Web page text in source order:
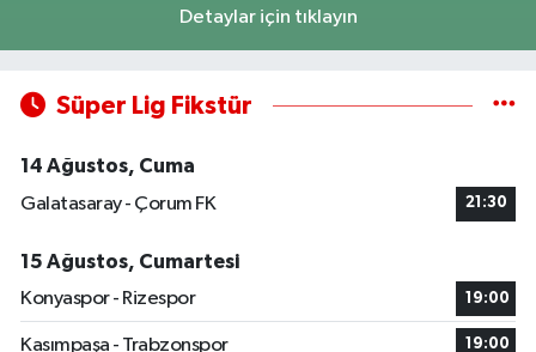
Detaylar için tıklayın
Süper Lig Fikstür
14 Ağustos, Cuma
Galatasaray - Çorum FK
21:30
15 Ağustos, Cumartesi
Konyaspor - Rizespor
19:00
Kasımpaşa - Trabzonspor 19:00